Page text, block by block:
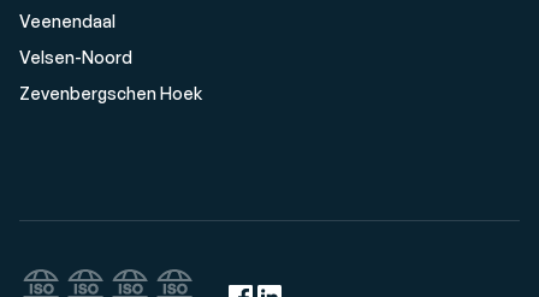
Veenendaal
Velsen-Noord
Zevenbergschen Hoek